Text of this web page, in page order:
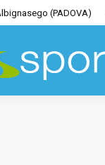
(PADOVA)